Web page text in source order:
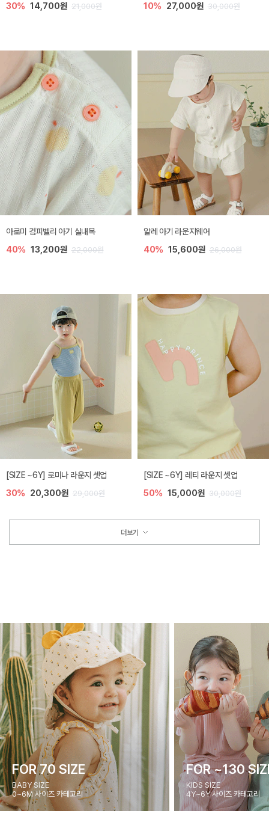
30% 14,700원 21,000원 10% 27,000원 30,000원
아로미 컴피벨리 아기 실내복
40% 13,200원 22,000원
알레 아기 라운지웨어
40% 15,600원 26,000원
[SIZE ~6Y] 로미나 라운지 셋업
30% 20,300원 29,000원
[SIZE ~6Y] 레티 라운지 셋업
50% 15,000원 30,000원
더보기
FOR 70 SIZE
BABY SIZE
0~6M 사이즈 카테고리
FOR ~130
KIDS SIZE
4Y~6Y 사이즈 카테고리